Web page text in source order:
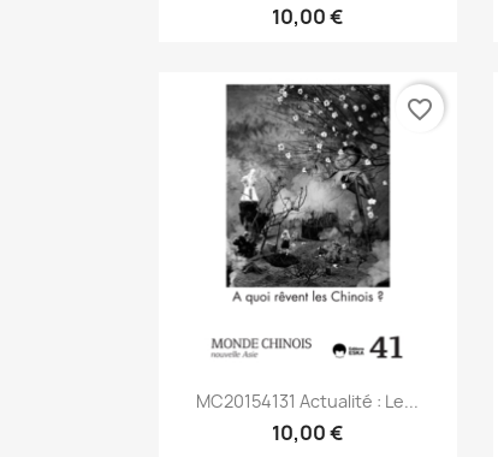
10,00 €
Aperçu rapide
MC20154131 Actualité : Le...
10,00 €
favorite_border